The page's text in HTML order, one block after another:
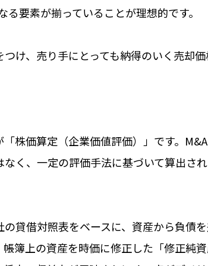
要素が揃っていることが理想的です。
け、売り手にとっても納得のいく売却価
株価算定（企業価値評価）」です。
く、一定の評価手法に基づいて算出さ
貸借対照表をベースに、資産から負債
簿上の資産を時価に修正した「修正純